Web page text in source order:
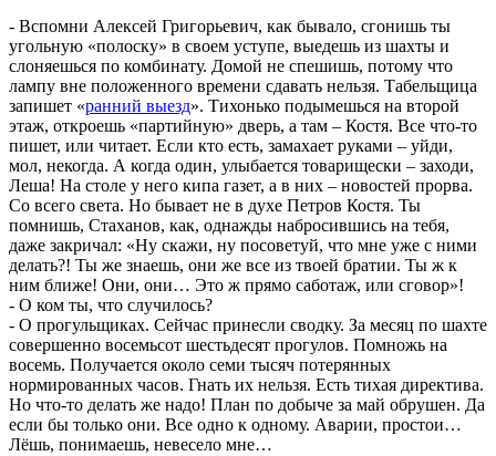
- Вспомни Алексей Григорьевич, как бывало, сгонишь ты
угольную «полоску» в своем уступе, выедешь из шахты и
слоняешься по комбинату. Домой не спешишь, потому что
лампу вне положенного времени сдавать нельзя. Табельщица
запишет «ранний выезд». Тихонько подымешься на второй
этаж, откроешь «партийную» дверь, а там – Костя. Все что-то
пишет, или читает. Если кто есть, замахает руками – уйди,
мол, некогда. А когда один, улыбается товарищески – заходи,
Леша! На столе у него кипа газет, а в них – новостей прорва.
Со всего света. Но бывает не в духе Петров Костя. Ты
помнишь, Стаханов, как, однажды набросившись на тебя,
даже закричал: «Ну скажи, ну посоветуй, что мне уже с ними
делать?! Ты же знаешь, они же все из твоей братии. Ты ж к
ним ближе! Они, они… Это ж прямо саботаж, или сговор»!
- О ком ты, что случилось?
- О прогульщиках. Сейчас принесли сводку. За месяц по шахте
совершенно восемьсот шестьдесят прогулов. Помножь на
восемь. Получается около семи тысяч потерянных
нормированных часов. Гнать их нельзя. Есть тихая директива.
Но что-то делать же надо! План по добыче за май обрушен. Да
если бы только они. Все одно к одному. Аварии, простои…
Лёшь, понимаешь, невесело мне…